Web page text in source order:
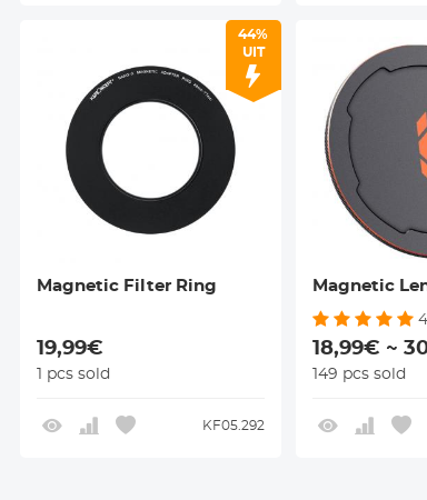
44%
UIT
Magnetic Filter Ring
19,99€
1 pcs sold
KF05.292
Magnetic
18,99€ ~
149 pcs sold